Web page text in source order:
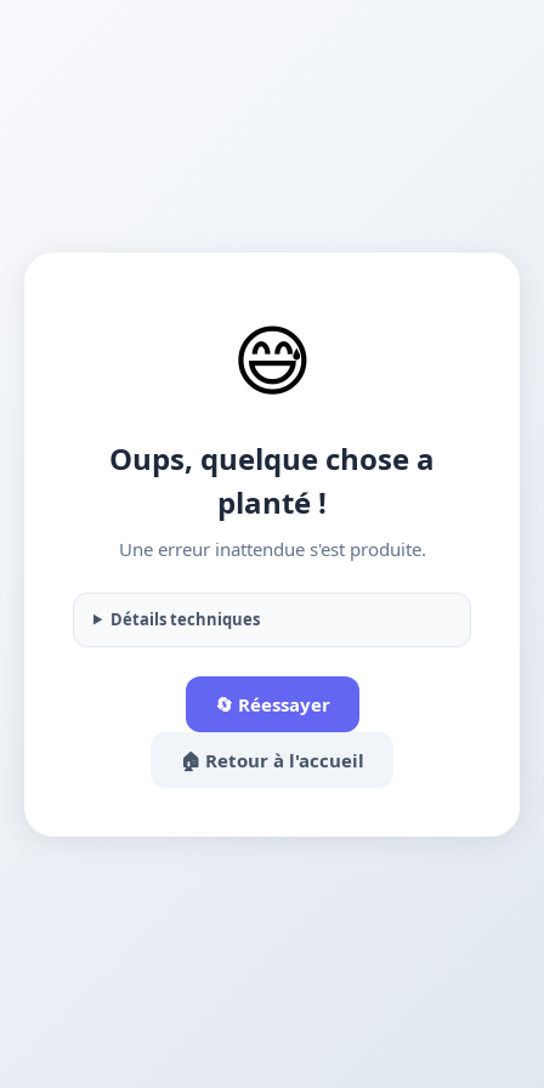
😅
Oups, quelque chose a
planté !
Une erreur inattendue s'est produite.
Détails techniques
🔄 Réessayer
🏠 Retour à l'accueil